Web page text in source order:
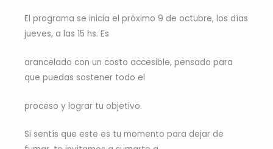
El programa se inicia el próximo 9 de octubre, los días
jueves, a las 15 hs. Es
arancelado con un costo accesible, pensado para
que puedas sostener todo el
proceso y lograr tu objetivo.
Si sentís que este es tu momento para dejar de